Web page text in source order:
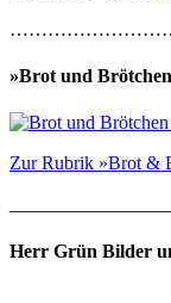
»Brot und
Zur Rubrik »Brot &
Herr Grün Bilder